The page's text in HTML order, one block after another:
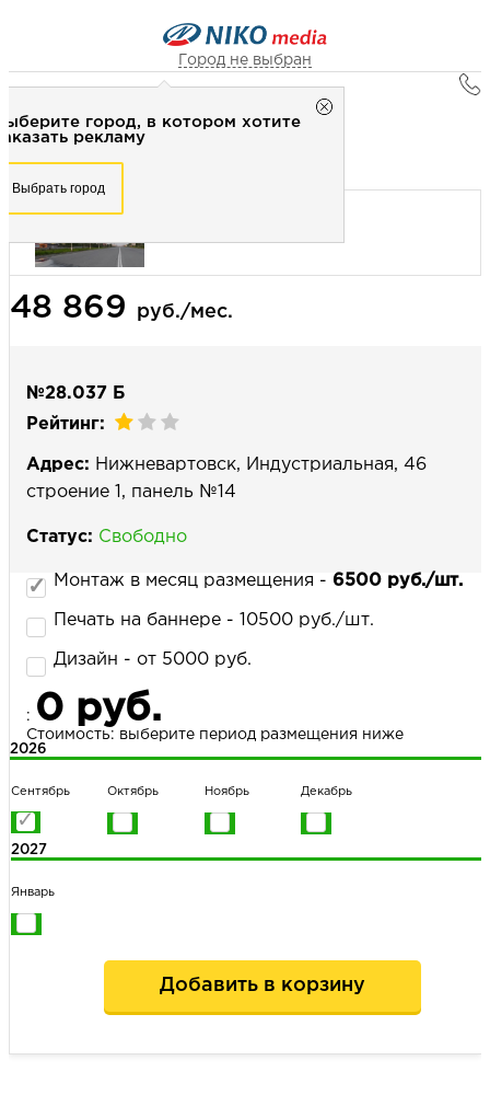
Город не выбран
город, в котором хотите
рекламу
Выбрать город
Город не выбран
Рекламное агентство НИКО-медиа
+7 (3462) 550-877
Выберите свой город
НАПИСАТЬ НАМ
Наружная реклама
Билборд 3х6 (сторона Б) - Статика
48 869 руб./мес.
№28.037 Б
Рейтинг:
Адрес: Нижневартовск, Индустриальная, 46
строение 1, панель №14
Статус: Свободно
Монтаж в месяц размещения - 6500 руб./шт.
Печать на баннере - 10500 руб./шт.
Дизайн - от 5000 руб.
: 0 руб.
Стоимость: выберите период размещения ниже
2026
Сентябрь Октябрь Ноябрь Декабрь
2027
Январь
Добавить в корзину